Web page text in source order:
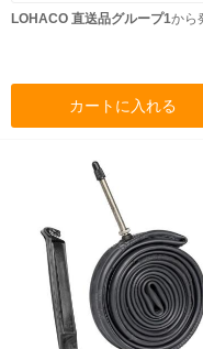
LOHACO 直送品グループ1から
カートに入れる